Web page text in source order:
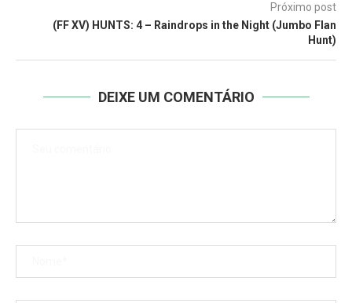
Próximo post
(FF XV) HUNTS: 4 – Raindrops in the Night (Jumbo Flan
Hunt)
DEIXE UM COMENTÁRIO